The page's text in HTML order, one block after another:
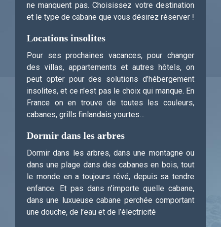
ne manquent pas. Choisissez votre destination
et le type de cabane que vous désirez réserver !
Locations insolites
Pour ses prochaines vacances, pour changer
des villas, appartements et autres hôtels, on
peut opter pour des solutions d’hébergement
insolites, et ce n’est pas le choix qui manque. En
France on en trouve de toutes les couleurs,
cabanes, grills finlandais yourtes…
Dormir dans les arbres
Dormir dans les arbres, dans une montagne ou
dans une plage dans des cabanes en bois, tout
le monde en a toujours rêvé, depuis sa tendre
enfance. Et pas dans n’importe quelle cabane,
dans une luxueuse cabane perchée comportant
une douche, de l’eau et de l’électricité